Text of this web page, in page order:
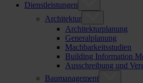
Dienstleistungen
Architektur
Architekturplanung
Generalplanung
Machbarkeitsstudien
Building Information
Ausschreibung und
Baumanagement